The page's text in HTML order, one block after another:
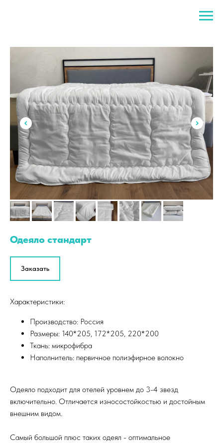
Одеяло стандарт
Заказать
Характеристики:
Производство: Россия
Размеры: 140*205, 172*205, 220*200
Ткань: микрофибра
Наполнитель: первичное полиэфирное волокно
Одеяло подходит для отелей уровнем до 3-4 звезд
включительно. Отличается износостойкостью и достойным
внешним видом.
Самый большой плюс таких одеял - оптимальное